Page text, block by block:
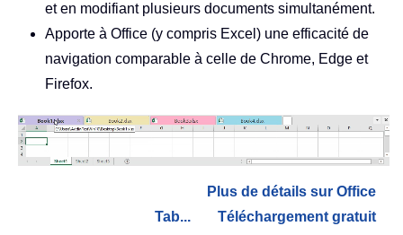
et en modifiant plusieurs documents simultanément.
Apporte à Office (y compris Excel) une efficacité de
navigation comparable à celle de Chrome, Edge et
Firefox.
Plus de détails sur Office
Tab...
Téléchargement gratuit